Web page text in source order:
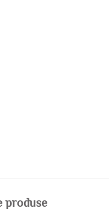
produse